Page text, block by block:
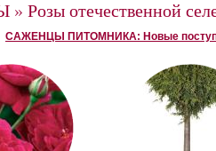
» Розы отечественной
САЖЕНЦЫ ПИТОМНИКА: Новые